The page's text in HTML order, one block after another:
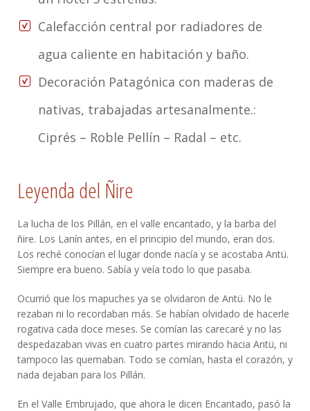
Calefacción central por radiadores de
agua caliente en habitación y baño.
Decoración Patagónica con maderas de
nativas, trabajadas artesanalmente.:
Ciprés – Roble Pellín – Radal – etc.
Leyenda del Ñire
La lucha de los Pillán, en el valle encantado, y la barba del
ñire. Los Lanín antes, en el principio del mundo, eran dos.
Los reché conocían el lugar donde nacía y se acostaba Antü.
Siempre era bueno. Sabía y veía todo lo que pasaba.
Ocurrió que los mapuches ya se olvidaron de Antü. No le
rezaban ni lo recordaban más. Se habían olvidado de hacerle
rogativa cada doce meses. Se comían las carecaré y no las
despedazaban vivas en cuatro partes mirando hacia Antü, ni
tampoco las quemaban. Todo se comían, hasta el corazón, y
nada dejaban para los Pillán.
En el Valle Embrujado, que ahora le dicen Encantado, pasó la